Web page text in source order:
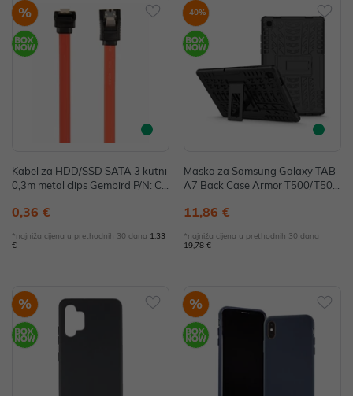
%
Kabel za HDD/SSD SATA 3 kutni
0,3m metal clips Gembird P/N: CC
0,36 €
*najniža cijena u prethodnih 30 dana 1,33
€
-40%
Maska za Samsung Galaxy TAB
A7 Back Case Armor T500/T505
11,86 €
*najniža cijena u prethodnih 30 dana
19,78 €
% %